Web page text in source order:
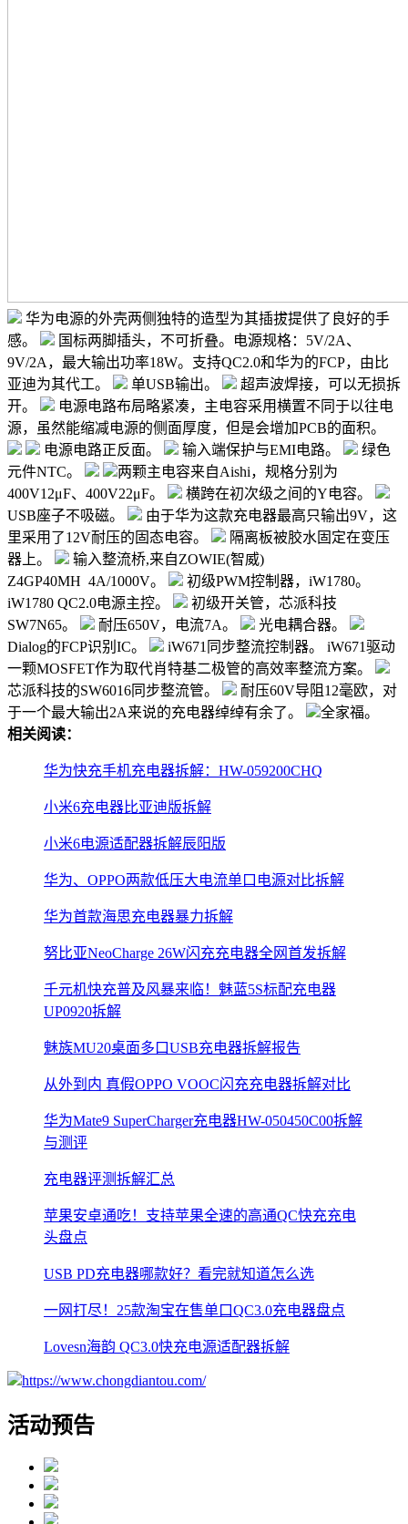
华为电源的外壳两侧独特的造型为其插拔提供了良好的手
感。
国标两脚插头，不可折叠。电源规格：5V/2A、
9V/2A，最大输出功率18W。支持QC2.0和华为的FCP，由比
亚迪为其代工。
单USB输出。
超声波焊接，可以无损拆
开。
电源电路布局略紧凑，主电容采用横置不同于以往电
源，虽然能缩减电源的侧面厚度，但是会增加PCB的面积。
电源电路正反面。
输入端保护与EMI电路。
绿色
元件NTC。
两颗主电容来自Aishi，规格分别为
400V12μF、400V22μF。
横跨在初次级之间的Y电容。
USB座子不吸磁。
由于华为这款充电器最高只输出9V，这
里采用了12V耐压的固态电容。
隔离板被胶水固定在变压
器上。
输入整流桥,来自ZOWIE(智威)
Z4GP40MH 4A/1000V。
初级PWM控制器，iW1780。
iW1780 QC2.0电源主控。
初级开关管，芯派科技
SW7N65。
耐压650V，电流7A。
光电耦合器。
Dialog的FCP识别IC。
iW671同步整流控制器。 iW671驱动
一颗MOSFET作为取代肖特基二极管的高效率整流方案。
芯派科技的SW6016同步整流管。
耐压60V导阻12毫欧，对
于一个最大输出2A来说的充电器绰绰有余了。
全家福。
相关阅读：
华为快充手机充电器拆解：HW-059200CHQ
小米6充电器比亚迪版拆解
小米6电源适配器拆解辰阳版
华为、OPPO两款低压大电流单口电源对比拆解
华为首款海思充电器暴力拆解
努比亚NeoCharge 26W闪充充电器全网首发拆解
千元机快充普及风暴来临！魅蓝5S标配充电器
UP0920拆解
魅族MU20桌面多口USB充电器拆解报告
从外到内 真假OPPO VOOC闪充充电器拆解对比
华为Mate9 SuperCharger充电器HW-050450C00拆解
与测评
充电器评测拆解汇总
苹果安卓通吃！支持苹果全速的高通QC快充充电
头盘点
USB PD充电器哪款好？看完就知道怎么选
一网打尽！25款淘宝在售单口QC3.0充电器盘点
Lovesn海韵 QC3.0快充电源适配器拆解
https://www.chongdiantou.com/
活动预告